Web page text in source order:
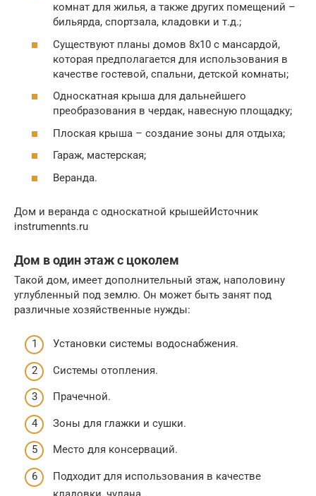
комнат для жилья, а также других помещений –
бильярда, спортзала, кладовки и т.д.;
Существуют планы домов 8х10 с мансардой,
которая предполагается для использования в
качестве гостевой, спальни, детской комнаты;
Односкатная крыша для дальнейшего
преобразования в чердак, навесную площадку;
Плоская крыша – создание зоны для отдыха;
Гараж, мастерская;
Веранда.
Дом и веранда с односкатной крышейИсточник
instrumennts.ru
Дом в один этаж с цоколем
Такой дом, имеет дополнительный этаж, наполовину
углубленный под землю. Он может быть занят под
различные хозяйственные нужды:
Установки системы водоснабжения.
Системы отопления.
Прачечной.
Зоны для глажки и сушки.
Место для консерваций.
Подходит для использования в качестве